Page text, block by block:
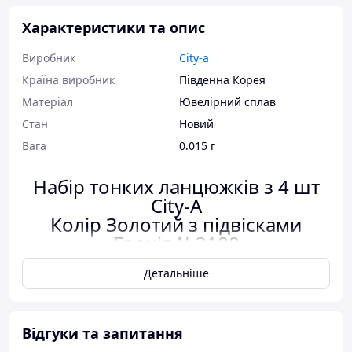
Характеристики та опис
Виробник
City-a
Країна виробник
Південна Корея
Матеріал
Ювелірний сплав
Стан
Новий
Вага
0.015 г
Набір тонких ланцюжків з 4 шт
City-A
Колір Золотий з підвісками
Греція №3188
Колір:Золотий
Кількість:
Детальніше
Відгуки та запитання